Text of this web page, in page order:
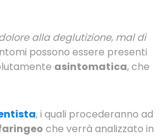
alla deglutizione, mal di
possono essere presenti
asintomatica, che
, i quali procederanno ad
che verrà analizzato in